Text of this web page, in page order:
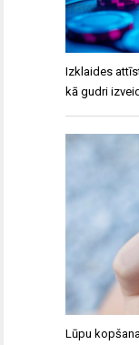
Izklaides
kā gudri
Lūpu